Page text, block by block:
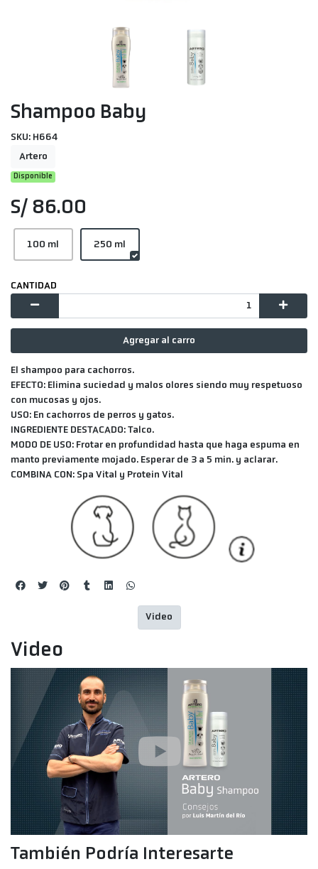
Shampoo Baby
SKU: H664
Artero
Disponible
S/ 86.00
100 ml 250 ml
CANTIDAD
Agregar al carro
El shampoo para cachorros.
EFECTO: Elimina suciedad y malos olores siendo muy respetuoso
con mucosas y ojos.
USO: En cachorros de perros y gatos.
INGREDIENTE DESTACADO: Talco.
MODO DE USO: Frotar en profundidad hasta que haga espuma en
manto previamente mojado. Esperar de 3 a 5 min. y aclarar.
COMBINA CON: Spa Vital y Protein Vital
Video
Video
También Podría Interesarte